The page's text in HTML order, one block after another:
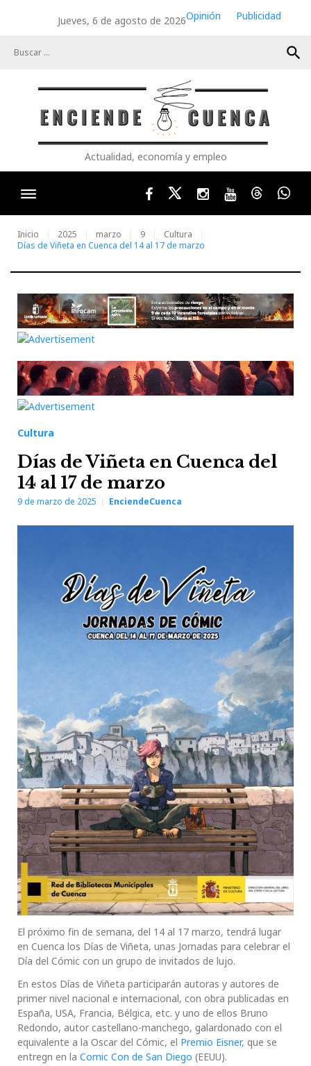
Jueves, 6 de agosto de 2026Opinión
Publicidad
search
Actualidad, economía y empleo
FacebookTwitterInstagram
YoutubeThreads
Inicio 2025 marzo 9
Cultura
Días de Viñeta en Cuenca del 14 al 17 de marzo
Cultura
Días de Viñeta en Cuenca del
14 al 17 de marzo
9 de marzo de 2025 EnciendeCuenca
El próximo fin de semana, del 14 al 17 marzo, tendrá lugar
en Cuenca los Días de Viñeta, unas Jornadas para celebrar el
Día del Cómic con un grupo de invitados de lujo.
En estos Días de Viñeta participarán autoras y autores de
primer nivel nacional e internacional, con obra publicadas en
España, USA, Francia, Bélgica, etc. y uno de ellos Bruno
Redondo, autor castellano-manchego, galardonado con el
equivalente a la Oscar del Cómic, el Premio Eisner, que se
entregn en la Comic Con de San Diego (EEUU).